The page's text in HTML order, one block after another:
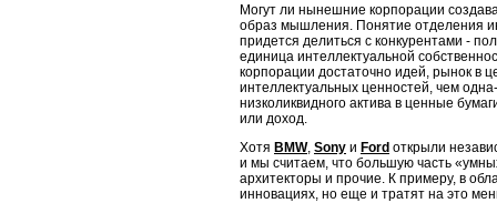
Могут ли нынешние корпорации
образ мышления. Понятие отделения
придется делиться с конкурентами -
единица интел­лектуальной
корпорации достаточно идей, рынок в
интеллектуаль­ных ценностей, чем
низколиквидного актива в ценные
или доход.
Хотя BMW, Sony и Ford открыли
и мы считаем, что боль­шую часть
архитекторы и прочие. К примеру, в
инно­вациях, но еще и тратят на это